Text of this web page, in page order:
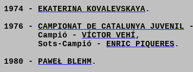
1974 - EKATERINA KOVALEVSKAYA.
1976 - CAMPIONAT DE CATALUNYA JUVENIL -
Campió - VÍCTOR VEHÍ,
Sots-Campió - ENRIC PIQUERES .
1980 - PAWEŁ BLEHM .